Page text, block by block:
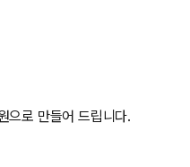
으로 만들어 드립니다.